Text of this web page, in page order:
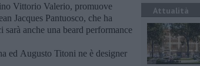
Vittorio Valerio, promuove
Jacques Pantuosco, che ha
anche una beard performance
ed Augusto Titoni ne è designer
Attualità